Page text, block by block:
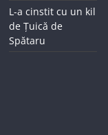
L-a cinstit cu un kil
de Țuică de
Spătaru